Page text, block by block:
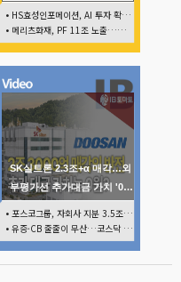
• HS효성인포메이션, AI 투자 확대에 실적 체력 강화
• 메리츠화재, PF 11조 노출…부동산 사업성 저하 우려
SK실트론 2.3조+α 매각…외
부평가선 추가대금 가치 '0
• 포스코그룹, 자회사 지분 3.5조 현금화…리튬 키우고 오버행 부담
• 유증·CB 줄줄이 무산…코스닥 벌점 급증에 상폐 압박